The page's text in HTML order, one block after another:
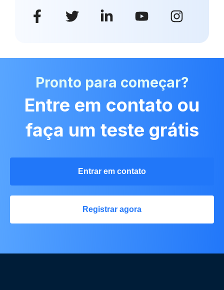
Pronto para começar?
Entre em contato ou
faça um teste grátis
Entrar em contato
Registrar agora